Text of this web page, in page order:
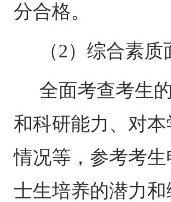
分合格。
（2）综合素质
全面考查考生
和科研能力、对
情况等，参考考
士生培养的潜力